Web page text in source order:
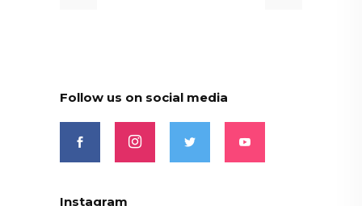
Follow us on social media
Instagram